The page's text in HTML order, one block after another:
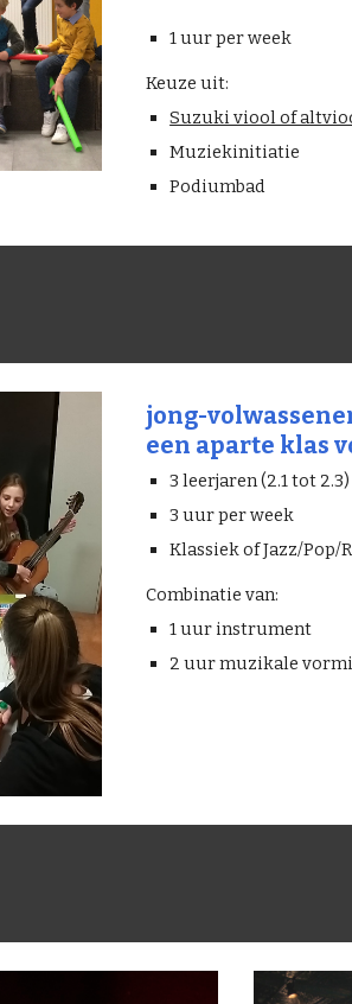
1 uur per week
Keuze uit:
Suzuki viool of
Muziekinitiatie
Podiumbad
jong-
een aparte klas
3 leerjaren (2.1 tot 2.3)
3 uur per week
Klassiek of Jazz/Pop/
Combinatie van:
1 uur instrument
2 uur muzikale